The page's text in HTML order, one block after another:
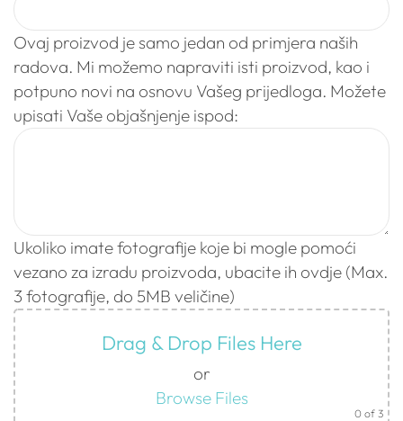
Ovaj proizvod je samo jedan od primjera naših
radova. Mi možemo napraviti isti proizvod, kao i
potpuno novi na osnovu Vašeg prijedloga. Možete
upisati Vaše objašnjenje ispod:
Ukoliko imate fotografije koje bi mogle pomoći
vezano za izradu proizvoda, ubacite ih ovdje (Max.
3 fotografije, do 5MB veličine)
Drag & Drop Files Here
or
Browse Files
0 of 3